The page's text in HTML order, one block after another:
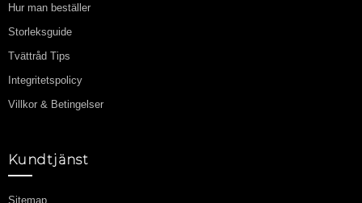
Hur man beställer
Storleksguide
Tvättråd Tips
Integritetspolicy
Villkor & Betingelser
Kundtjänst
Sitemap